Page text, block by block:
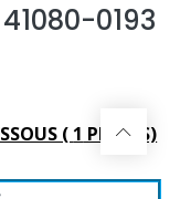
0193
( 1 PIÈCE(S)